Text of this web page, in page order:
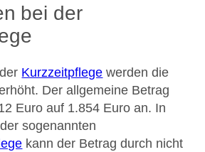
bei der
Kurzzeitpflege werden die
Der allgemeine Betrag
Euro auf 1.854 Euro an. In
sogenannten
kann der Betrag durch nicht